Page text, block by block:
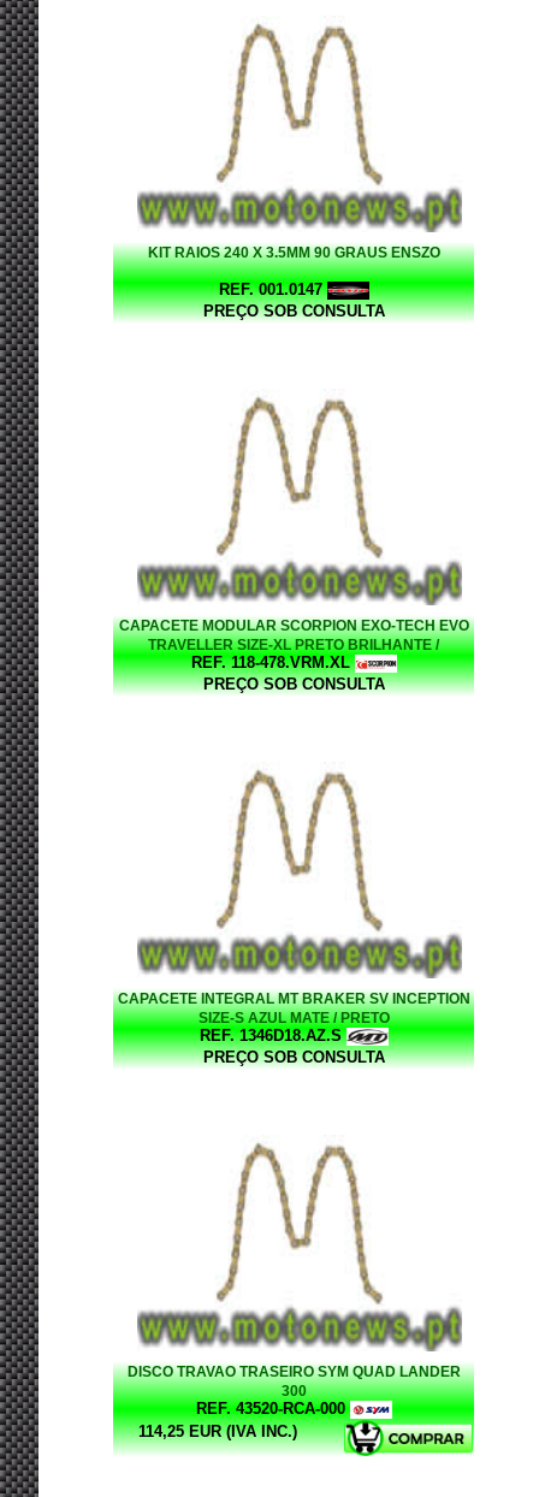
KIT RAIOS 240 X 3.5MM 90 GRAUS ENSZO
REF. 001.0147
PREÇO SOB CONSULTA
CAPACETE MODULAR SCORPION EXO-TECH EVO
TRAVELLER SIZE-XL PRETO BRILHANTE /
VERMELHO
REF. 118-478.VRM.XL
PREÇO SOB CONSULTA
CAPACETE INTEGRAL MT BRAKER SV INCEPTION
SIZE-S AZUL MATE / PRETO
REF. 1346D18.AZ.S
PREÇO SOB CONSULTA
DISCO TRAVAO TRASEIRO SYM QUAD LANDER
300
REF. 43520-RCA-000
114,25 EUR (IVA INC.)